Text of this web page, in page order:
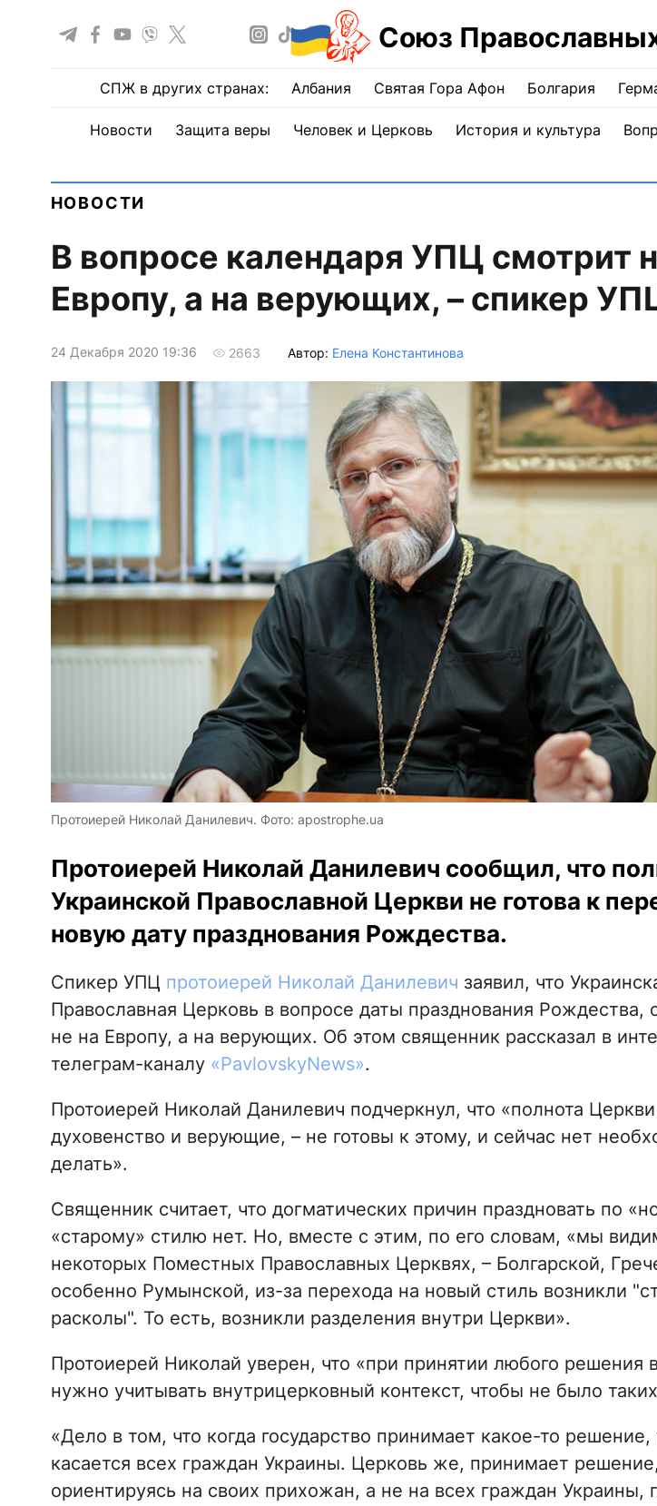
Союз
СПЖ в других странах: Албания Святая Гора Афон Болгария
Новости Защита веры Человек и Церковь История и культура
НОВОСТИ
В вопросе календаря УПЦ смотрит
Европу, а на верующих, – спикер
24 Декабря 2020 19:36 2663 Автор: Елена Константинова
Протоиерей Николай Данилевич. Фото: apostrophe.ua
Протоиерей Николай Данилевич сообщил, что
Украинской Православной Церкви не готова к
новую дату празднования Рождества.
Спикер УПЦ протоиерей Николай Данилевич заявил, что
Православная Церковь в вопросе даты празднования Рождества,
не на Европу, а на верующих. Об этом священник рассказал в
телеграм-каналу «PavlovskyNews».
Протоиерей Николай Данилевич подчеркнул, что «полнота
духовенство и верующие, – не готовы к этому, и сейчас нет
делать».
Священник считает, что догматических причин праздновать по
«старому» стилю нет. Но, вместе с этим, по его словам, «мы
некоторых Поместных Православных Церквях, – Болгарской,
особенно Румынской, из-за перехода на новый стиль возникли
расколы". То есть, возникли разделения внутри Церкви».
Протоиерей Николай уверен, что «при принятии любого решения
нужно учитывать внутрицерковный контекст, чтобы не было
«Дело в том, что когда государство принимает какое-то решение,
касается всех граждан Украины. Церковь же, принимает решение,
ориентируясь на своих прихожан, а не на всех граждан Украины,